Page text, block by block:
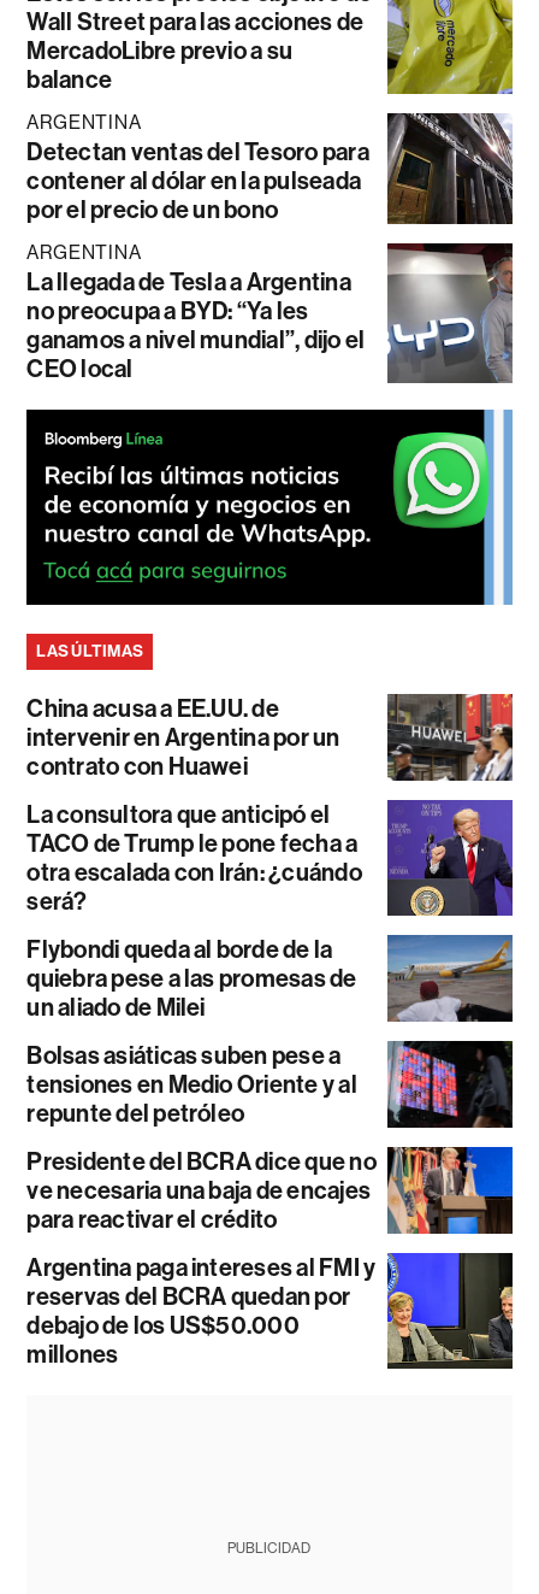
Wall Street para las acciones de
MercadoLibre previo a su
balance
ARGENTINA
Detectan ventas del Tesoro para
contener al dólar en la pulseada
por el precio de un bono
ARGENTINA
La llegada de Tesla a Argentina
no preocupa a BYD: “Ya les
ganamos a nivel mundial”, dijo el
CEO local
LAS ÚLTIMAS
China acusa a EE.UU. de
intervenir en Argentina por un
contrato con Huawei
La consultora que anticipó el
TACO de Trump le pone fecha a
otra escalada con Irán: ¿cuándo
será?
Flybondi queda al borde de la
quiebra pese a las promesas de
un aliado de Milei
Bolsas asiáticas suben pese a
tensiones en Medio Oriente y al
repunte del petróleo
Presidente del BCRA dice que no
ve necesaria una baja de encajes
para reactivar el crédito
Argentina paga intereses al FMI y
reservas del BCRA quedan por
debajo de los US$50.000
millones
PUBLICIDAD